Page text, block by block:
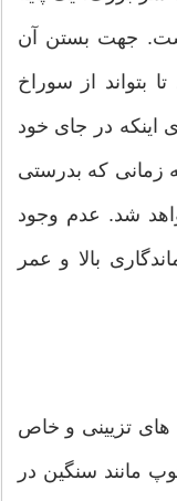
جهت بستن آن
بتواند از سوراخ
اینکه در جای خود
زمانی که بدرستی
شد. عدم وجود
بالا و عمر
تزیینی و خاص
مانند سنگین در